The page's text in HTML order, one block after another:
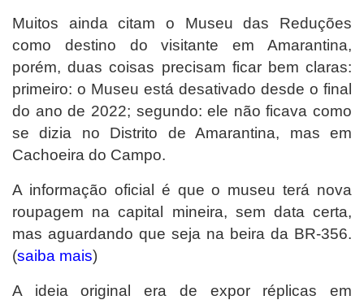
Muitos ainda citam o Museu das Reduções
como destino do visitante em Amarantina,
porém, duas coisas precisam ficar bem claras:
primeiro: o Museu está desativado desde o final
do ano de 2022; segundo: ele não ficava como
se dizia no Distrito de Amarantina, mas em
Cachoeira do Campo.
A informação oficial é que o museu terá nova
roupagem na capital mineira, sem data certa,
mas aguardando que seja na beira da BR-356.
(saiba mais)
A ideia original era de expor réplicas em